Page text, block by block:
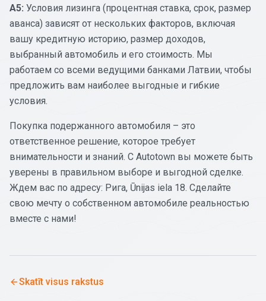
A5: Условия лизинга (процентная ставка, срок, размер
аванса) зависят от нескольких факторов, включая
вашу кредитную историю, размер доходов,
выбранный автомобиль и его стоимость. Мы
работаем со всеми ведущими банками Латвии, чтобы
предложить вам наиболее выгодные и гибкие
условия.
Покупка подержанного автомобиля – это
ответственное решение, которое требует
внимательности и знаний. С Autotown вы можете быть
уверены в правильном выборе и выгодной сделке.
Ждем вас по адресу: Рига, Ūnijas iela 18. Сделайте
свою мечту о собственном автомобиле реальностью
вместе с нами!
Skatīt visus rakstus